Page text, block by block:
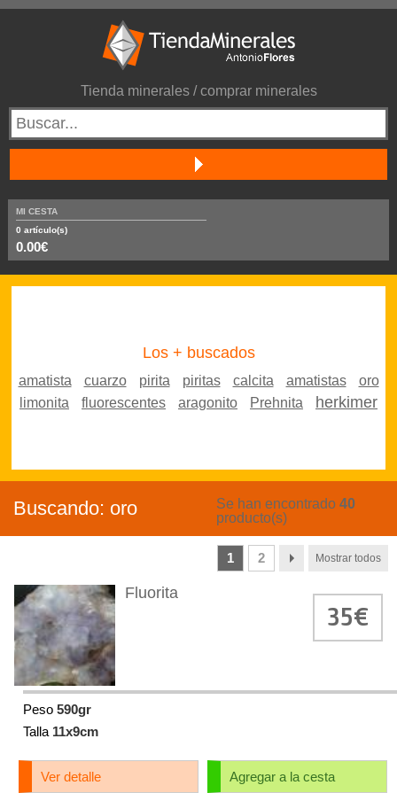
Tienda minerales / comprar minerales
MI CESTA
0 artículo(s)
0.00€
Los + buscados
amatista cuarzo pirita piritas calcita amatistas
oro
limonita
fluorescentes aragonito Prehnita herkimer
Buscando: oro Se han encontrado 40
producto(s)
Mostrar todos
1 2
Fluorita
35€
Peso 590gr
Talla 11x9cm
Agregar a la cesta
Ver detalle